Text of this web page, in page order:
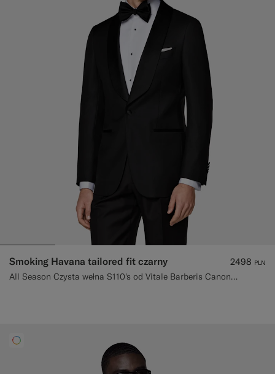
Smoking Havana tailored fit czarny
All Season Czysta wełna S110's od Vitale Barberis Canonico, Włochy
2498 PLN